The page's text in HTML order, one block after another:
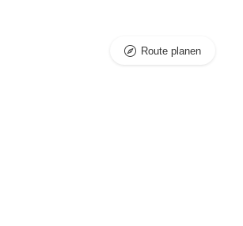
Route planen